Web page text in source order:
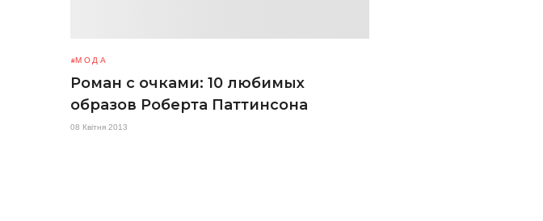
МОДА
Роман с очками: 10 любимых
образов Роберта Паттинсона
08 Квітня 2013